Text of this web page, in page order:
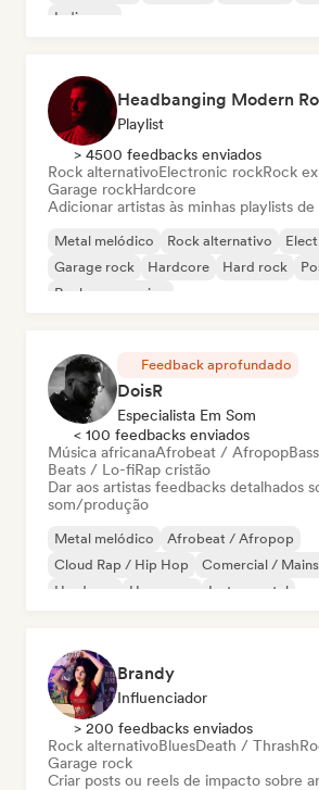
Indie pop
Playlist
> 4500 feedbacks enviados
Rock alternativoElectronic rockRock
Garage rockHardcore
Adicionar artistas às minhas playlists
Metal melódico Rock alternativo
Garage rock
Hardcore Hard rock
Rock progressivo
Feedback aprofundado
DoisR
Especialista Em Som
< 100 feedbacks enviados
Música africanaAfrobeat / Afropop
Beats / Lo-fiRap cristão
Dar aos artistas feedbacks detalhados
som/produção
Metal melódico
Afrobeat / Afropop
Cloud Rap / Hip Hop
Comercial /
Hardcore
Hyperpop Instrumental
Brandy
Influenciador
> 200 feedbacks enviados
Rock alternativoBluesDeath / Thrash
Garage rock
Criar posts ou reels de impacto sobre